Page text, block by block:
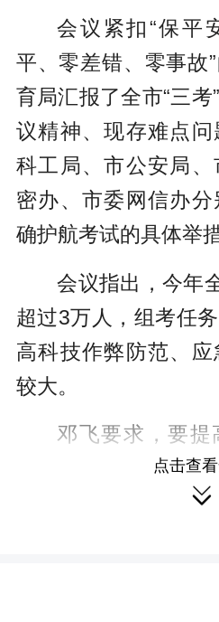
会议紧扣“保平
平、零差错、零事故
育局汇报了全市“三
议精神、现存难点
科工局、市公安局
密办、市委网信办
确护航考试的具体举措
会议指出，今年
超过3万人，组考任
高科技作弊防范、
较大。
邓飞要求，要提
时放心不下的责任感
握形势任务，自觉
到边到角的硬举措守
点击查
